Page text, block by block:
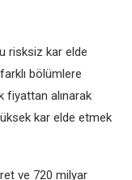
risksiz kar elde
bölümlere
fiyattan alınarak
kar elde etmek
ve 720 milyar